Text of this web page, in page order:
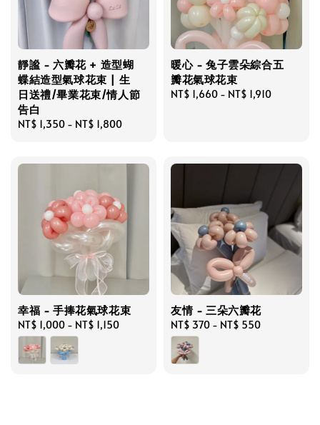
靜謐 - 六瓣花 + 造型蝴
蝶結造型氣球花束 | 生
日送禮/畢業花束/情人節
告白
Regular
NT$ 1,350 - NT$ 1,800
暖心 - 兔子雲朵綜合五
瓣花氣球花束
Regular
NT$ 1,660 - NT$ 1,910
幸福 - 手捧花氣球花束
Regular
price
NT$ 1,000 - NT$ 1,150
友情 - 三朵六瓣花
Regular
price
NT$ 370 - NT$ 550